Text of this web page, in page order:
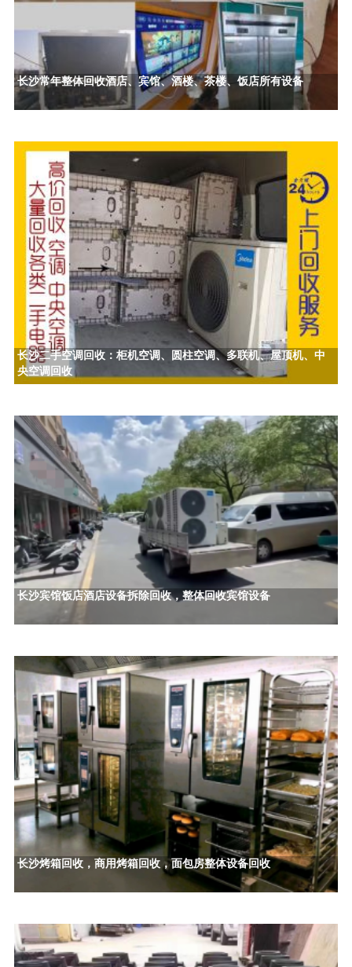
长沙常年整体回收酒店、宾馆、酒楼、茶楼、饭店所有设备
长沙二手空调回收：柜机空调、圆柱空调、多联机、屋顶机、中
央空调回收
长沙宾馆饭店酒店设备拆除回收，整体回收宾馆设备
长沙烤箱回收，商用烤箱回收，面包房整体设备回收